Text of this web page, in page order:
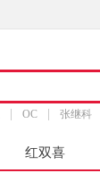
OC 张继科
红双喜